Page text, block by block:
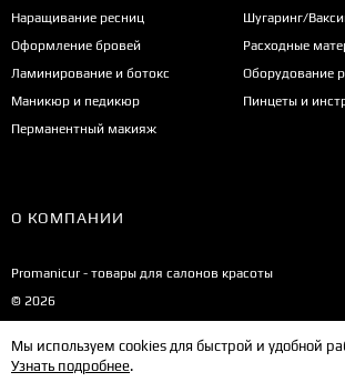
Мы используем cookies для быстрой и удобной
Узнать подробнее.
Наращивание ресниц
Оформление бровей
Ламинирование и ботокс
Маникюр и педикюр
Перманентный макияж
Шугаринг/
Расходные
Оборудование
Пинцеты и
О КОМПАНИИ
Promanicur - товары для салонов красоты
© 2026